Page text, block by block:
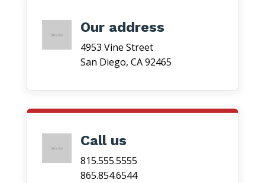
Our address
4953 Vine Street
San Diego, CA 92465
Call us
815.555.5555
865.854.6544